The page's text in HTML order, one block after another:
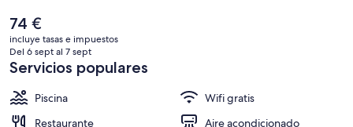
El
precio
actual
es
de
74 €
74 €
incluye tasas e impuestos
Del 6 sept al 7 sept
Servicios populares
Piscina
Wifi gratis
Restaurante
Aire acondicionado